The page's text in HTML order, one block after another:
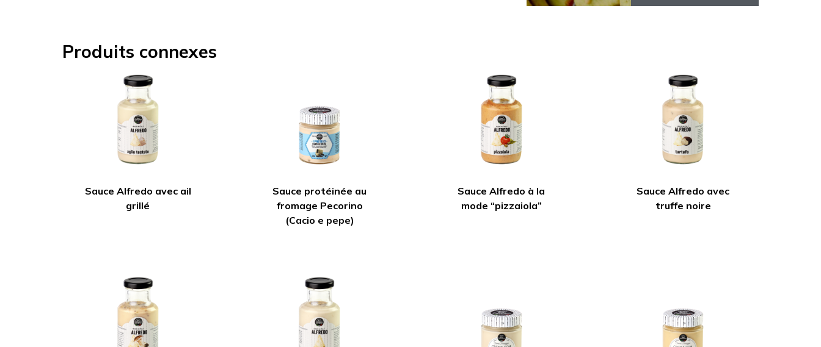
Produits connexes
Sauce Alfredo avec ail
grillé
Sauce protéinée au
fromage Pecorino
(Cacio e pepe)
Sauce Alfredo à la
mode “pizzaiola”
Sauce Alfredo avec
truffe noire